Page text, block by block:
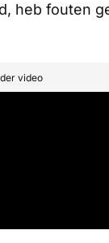
heb fouten
video